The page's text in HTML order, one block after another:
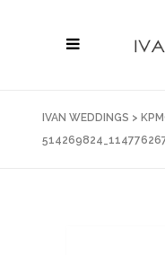
IVAN WEDDINGS >